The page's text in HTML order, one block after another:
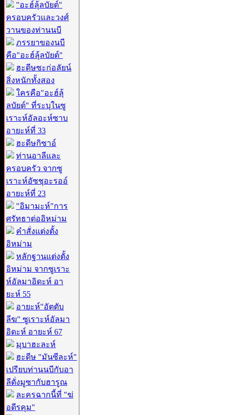
"อะฮ์ลุ้ลบัยต์"
ครอบครัวและวงศ์
วานของท่านนบี
ภรรยาของนบี
คือ"อะฮ์ลุ้ลบัยต์"
ฮะดีษซะก่อลัยน์
สิ่งหนักทั้งสอง
ใครคือ"อะฮ์ลุ้
ลบัยต์" ที่ระบุในซู
เราะห์อัลอะห์ซาบ
อายะห์ที่ 33
ฮะดีษกิซาอ์
ท่านอาลีและ
ครอบครัว จากซู
เราะห์อัซชุอะรออ์
อายะห์ที่ 23
"อิมามะห์"การ
ศรัทธาต่ออิหม่าม
คำสั่งแต่งตั้ง
อิหม่าม
หลักฐานแต่งตั้ง
อิหม่าม จากซูเราะ
ห์อัลมาอิดะห์ อา
ยะห์ 55
อายะห์"อัตตับ
ลีฆ" ซูเราะห์อัลมา
อิดะห์ อายะห์ 67
มุบาฮะละห์
ฮะดีษ "มันซีละห์"
เปรียบท่านนบีกับอา
ลีดั่งมูซากับฮารูณ
ละครฉากนี้ที่ "ฆ่
อดีรคุม"